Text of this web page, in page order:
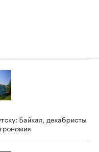
Байкал, декабристы